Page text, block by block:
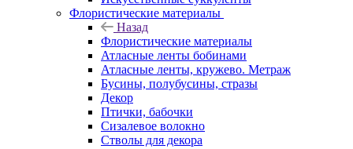
Флористические материалы
Назад
Флористические материалы
Атласные ленты бобинами
Атласные ленты, кружево. Метраж
Бусины, полубусины, стразы
Декор
Птички, бабочки
Сизалевое волокно
Стволы для декора